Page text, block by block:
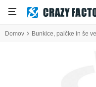
Domov Bunkice, palčke in še